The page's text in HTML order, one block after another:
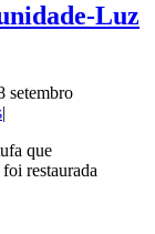
Luz
setembro
|
que
restaurada